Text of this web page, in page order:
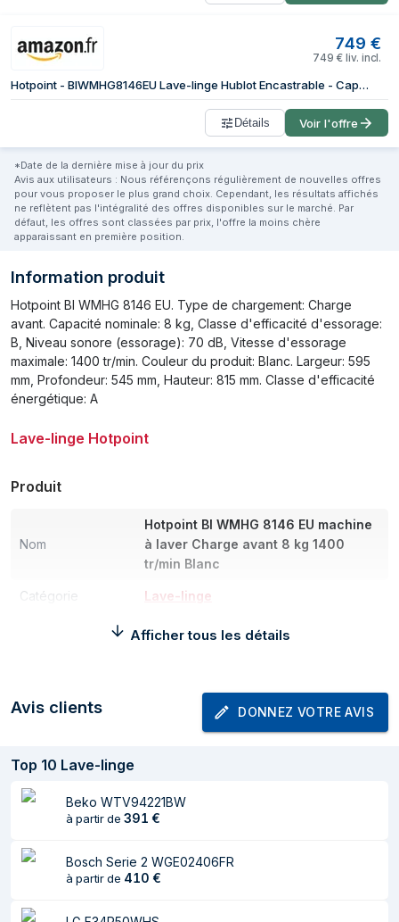
749 €
749 € liv. incl.
Hotpoint - BIWMHG8146EU Lave-linge Hublot Encastrable - Capacité 8 kg - Chargement Frontal, 1400 tr/min - Moteur Induction, Anti-tache - Départ Différé - Classe Énergétique A - Blanc
Détails Voir l'offre
*Date de la dernière mise à jour du prix
Avis aux utilisateurs : Nous référençons régulièrement de nouvelles offres
pour vous proposer le plus grand choix. Cependant, les résultats affichés
ne reflètent pas l'intégralité des offres disponibles sur le marché. Par
défaut, les offres sont classées par prix, l'offre la moins chère
apparaissant en première position.
Information produit
Hotpoint BI WMHG 8146 EU. Type de chargement: Charge
avant. Capacité nominale: 8 kg, Classe d'efficacité d'essorage:
B, Niveau sonore (essorage): 70 dB, Vitesse d'essorage
maximale: 1400 tr/min. Couleur du produit: Blanc. Largeur: 595
mm, Profondeur: 545 mm, Hauteur: 815 mm. Classe d'efficacité
énergétique: A
Lave-linge Hotpoint
Produit
Nom
Hotpoint BI WMHG 8146 EU machine
à laver Charge avant 8 kg 1400
tr/min Blanc
Catégorie Lave-linge
Hotpoint
Classe d'efficacité
Consommation
d'énergie pour 100
cycles
Consommation
d'eau par cycle
48 L
Plage d’efficacité
A à G
Afficher tous les détails
Avis clients DONNEZ VOTRE AVIS
Top 10 Lave-linge
Beko WTV94221BW
à partir de 391 €
Bosch Serie 2 WGE02406FR
à partir de 410 €